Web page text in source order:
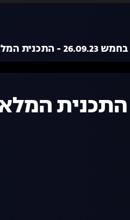
- התכנית המלאה